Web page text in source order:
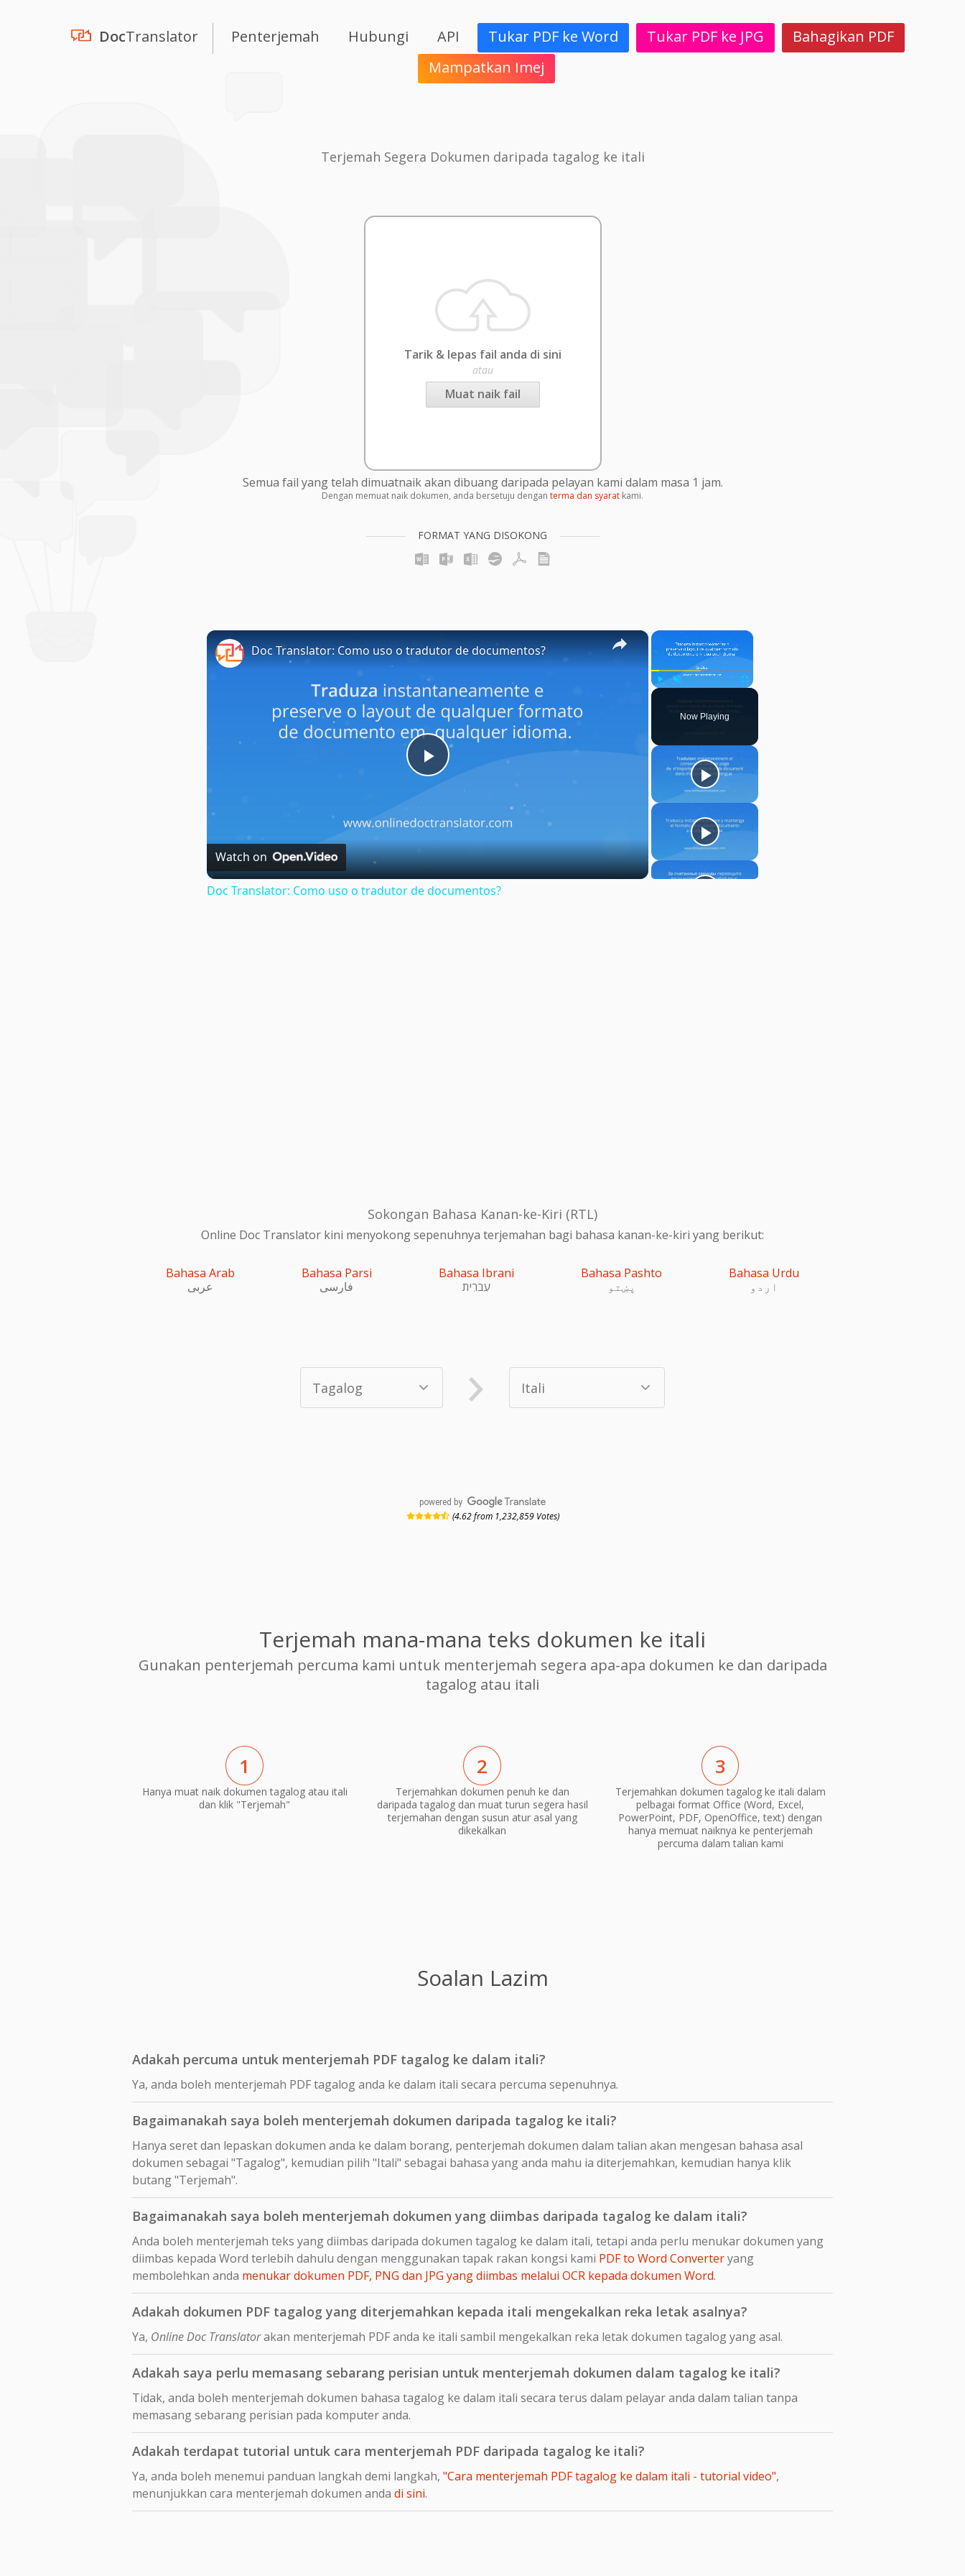
DocTranslator Penterjemah Hubungi API Tukar PDF ke Word Tukar PDF ke JPG
Bahagikan PDF
Mampatkan Imej
Terjemah Segera Dokumen daripada tagalog ke itali
Tarik & lepas fail anda di sini
atau
Muat naik fail
Semua fail yang telah dimuatnaik akan dibuang daripada pelayan kami dalam masa 1 jam.
Dengan memuat naik dokumen, anda bersetuju dengan terma dan syarat kami.
FORMAT YANG DISOKONG
×
Fullscreen
Now Playing
×
Play
Video
Doc Translator: Como uso o tradutor de documentos?
Watch on
Doc Translator: Como uso o tradutor de documentos?
Sokongan Bahasa Kanan-ke-Kiri (RTL)
Online Doc Translator kini menyokong sepenuhnya terjemahan bagi bahasa kanan-ke-kiri yang berikut:
Bahasa Arab
عربى
Bahasa Parsi
فارسی
Bahasa Ibrani
עִברִית
Bahasa Pashto
پښتو
Bahasa Urdu
اردو
powered by
(4.62 from 1,232,859 Votes)
Terjemah mana-mana teks dokumen ke itali
Gunakan penterjemah percuma kami untuk menterjemah segera apa-apa dokumen ke dan daripada
tagalog atau itali
1
Hanya muat naik dokumen tagalog atau itali
dan klik "Terjemah"
2
Terjemahkan dokumen penuh ke dan
daripada tagalog dan muat turun segera hasil
terjemahan dengan susun atur asal yang
dikekalkan
3
Terjemahkan dokumen tagalog ke itali dalam
pelbagai format Office (Word, Excel,
PowerPoint, PDF, OpenOffice, text) dengan
hanya memuat naiknya ke penterjemah
percuma dalam talian kami
Soalan Lazim
Adakah percuma untuk menterjemah PDF tagalog ke dalam itali?
Ya, anda boleh menterjemah PDF tagalog anda ke dalam itali secara percuma sepenuhnya.
Bagaimanakah saya boleh menterjemah dokumen daripada tagalog ke itali?
Hanya seret dan lepaskan dokumen anda ke dalam borang, penterjemah dokumen dalam talian akan mengesan bahasa asal
dokumen sebagai "Tagalog", kemudian pilih "Itali" sebagai bahasa yang anda mahu ia diterjemahkan, kemudian hanya klik
butang "Terjemah".
Bagaimanakah saya boleh menterjemah dokumen yang diimbas daripada tagalog ke dalam itali?
Anda boleh menterjemah teks yang diimbas daripada dokumen tagalog ke dalam itali, tetapi anda perlu menukar dokumen yang
diimbas kepada Word terlebih dahulu dengan menggunakan tapak rakan kongsi kami PDF to Word Converteryang
membolehkan anda menukar dokumen PDF, PNG dan JPG yang diimbas melalui OCR kepada dokumen Word.
Adakah dokumen PDF tagalog yang diterjemahkan kepada itali mengekalkan reka letak asalnya?
Ya, Online Doc Translatorakan menterjemah PDF anda ke itali sambil mengekalkan reka letak dokumen tagalog yang asal.
Adakah saya perlu memasang sebarang perisian untuk menterjemah dokumen dalam tagalog ke itali?
Tidak, anda boleh menterjemah dokumen bahasa tagalog ke dalam itali secara terus dalam pelayar anda dalam talian tanpa
memasang sebarang perisian pada komputer anda.
Adakah terdapat tutorial untuk cara menterjemah PDF daripada tagalog ke itali?
Ya, anda boleh menemui panduan langkah demi langkah, "Cara menterjemah PDF tagalog ke dalam itali - tutorial video",
menunjukkan cara menterjemah dokumen anda di sini.